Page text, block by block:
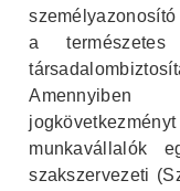
a
munkavállalók
szakszervezeti